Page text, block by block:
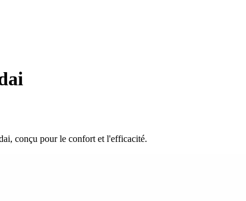
conçu pour le confort et l'efficacité.